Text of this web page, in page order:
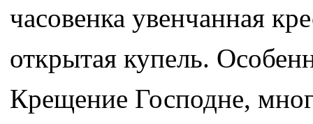
часовенка увенчанная
открытая купель.
Крещение Господне,